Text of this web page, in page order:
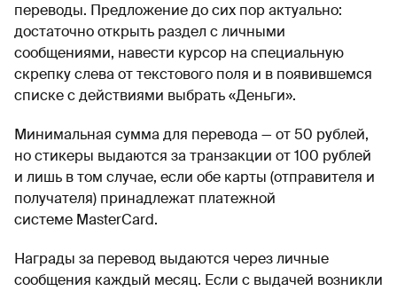
переводы. Предложение до сих пор актуально:
достаточно открыть раздел с личными
сообщениями, навести курсор на специальную
скрепку слева от текстового поля и в появившемся
списке с действиями выбрать «Деньги».
Минимальная сумма для перевода — от 50 рублей,
но стикеры выдаются за транзакции от 100 рублей
и лишь в том случае, если обе карты (отправителя и
получателя) принадлежат платежной
системе MasterCard.
Награды за перевод выдаются через личные
сообщения каждый месяц. Если с выдачей возникли